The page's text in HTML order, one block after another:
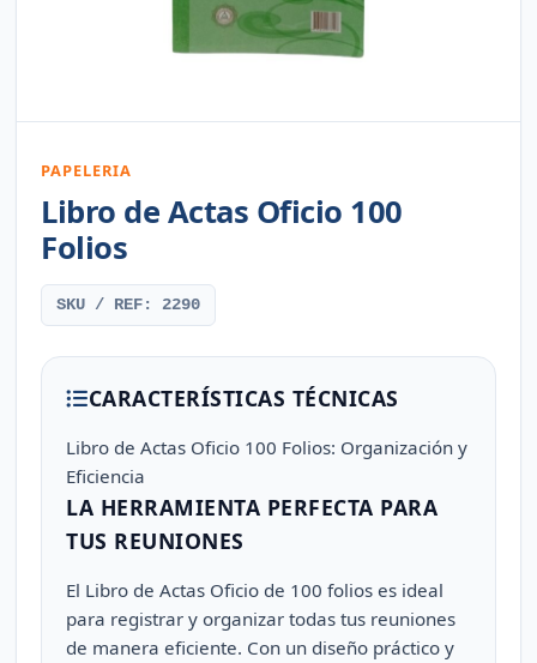
PAPELERIA
Libro de Actas Oficio 100
Folios
SKU / REF: 2290
CARACTERÍSTICAS TÉCNICAS
Libro de Actas Oficio 100 Folios: Organización y
Eficiencia
LA HERRAMIENTA PERFECTA PARA
TUS REUNIONES
El Libro de Actas Oficio de 100 folios es ideal
para registrar y organizar todas tus reuniones
de manera eficiente. Con un diseño práctico y